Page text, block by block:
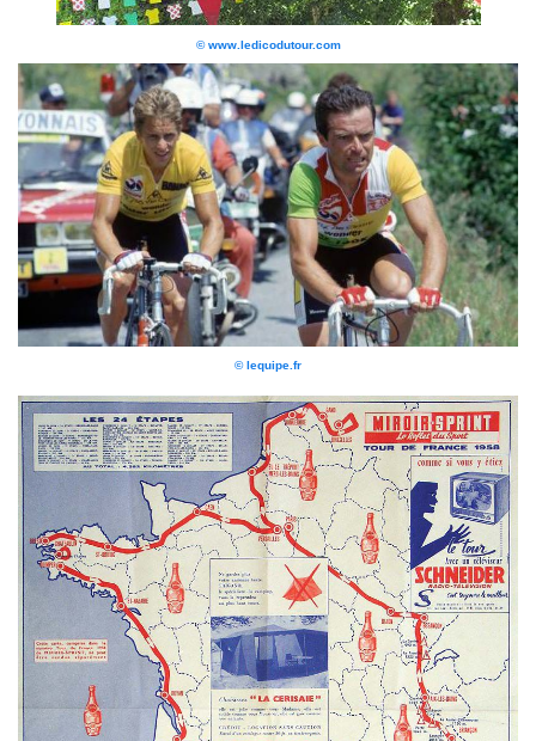
© www.ledicodutour.com
© lequipe.fr